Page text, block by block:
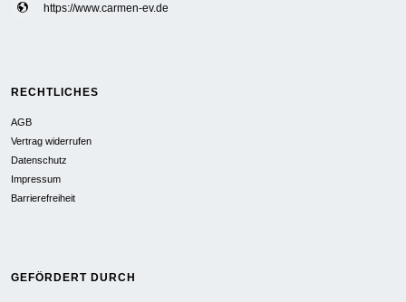
https://www.carmen-ev.de
RECHTLICHES
AGB
Vertrag widerrufen
Datenschutz
Impressum
Barrierefreiheit
GEFÖRDERT DURCH